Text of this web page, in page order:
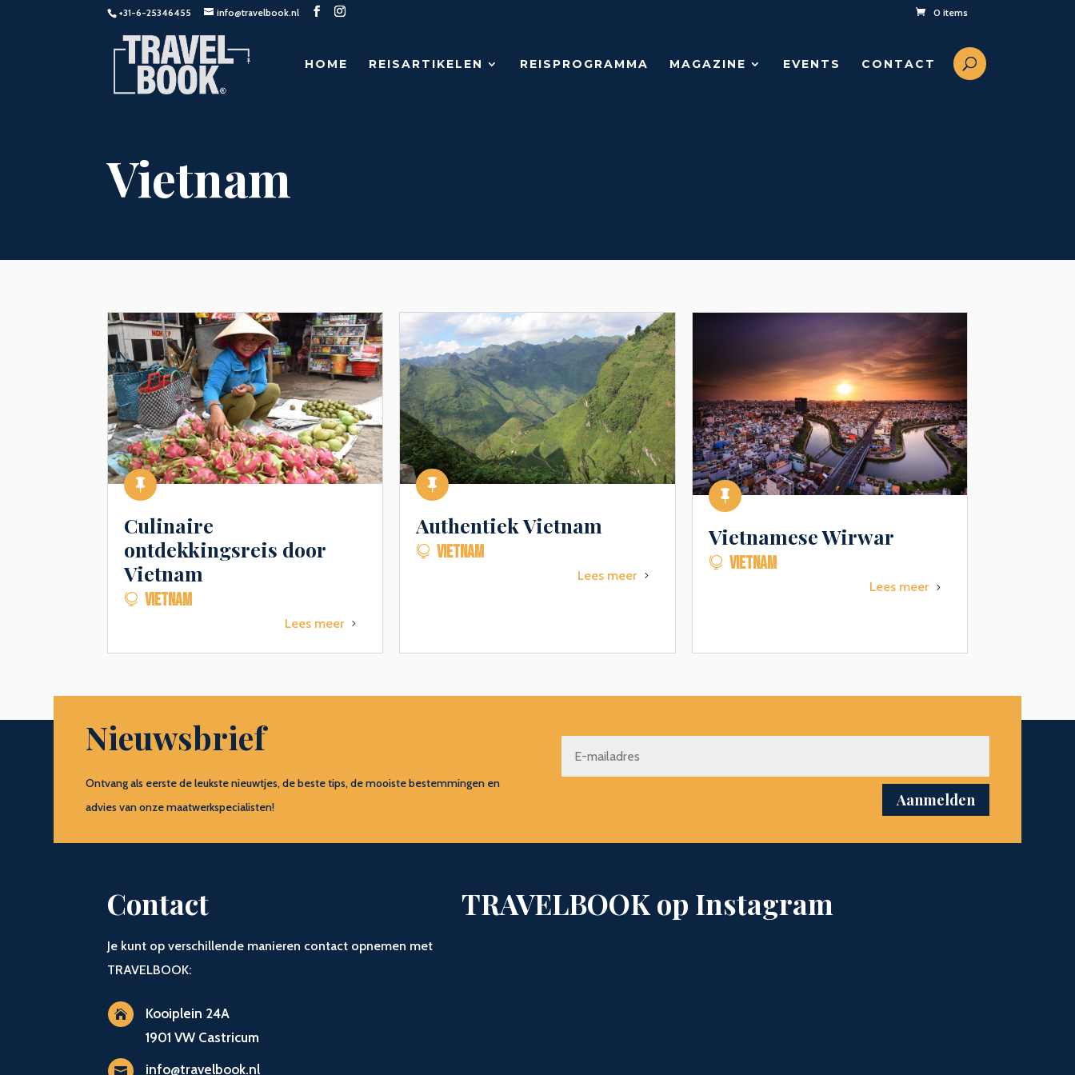
+31-6-25346455 info@travelbook.nl 0 items
HOME REISARTIKELEN REISPROGRAMMA MAGAZINE EVENTS CONTACT
Vietnam

Culinaire
ontdekkingsreis door
Vietnam
 VIETNAM
Lees meer 5

Authentiek Vietnam
 VIETNAM
Lees meer 5

Vietnamese Wirwar
 VIETNAM
Lees meer 5
Nieuwsbrief
Ontvang als eerste de leukste nieuwtjes, de beste tips, de mooiste bestemmingen en
advies van onze maatwerkspecialisten!
Aanmelden
Contact
Je kunt op verschillende manieren contact opnemen met
TRAVELBOOK:

Kooiplein 24A
1901 VW Castricum
 info@travelbook.nl
TRAVELBOOK op Instagram